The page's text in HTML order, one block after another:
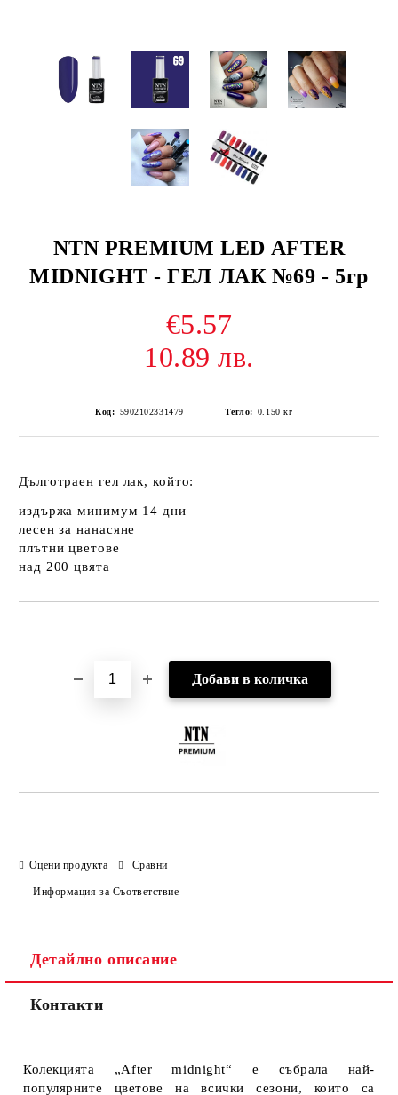
NTN PREMIUM LED AFTER
MIDNIGHT - ГЕЛ ЛАК №69 - 5гр
€5.57
10.89 лв.
Код: 5902102331479 Тегло: 0.150 кг
Дълготраен гел лак, който:
издържа минимум 14 дни
лесен за нанасяне
плътни цветове
над 200 цвята
Оцени продукта Сравни
Информация за Съответствие
Детайлно описание
Контакти
Колекцията „After midnight“ е събрала най-
популярните цветове на всички сезони, които са